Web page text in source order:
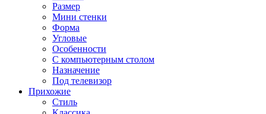
Размер
Мини стенки
Форма
Угловые
Особенности
С компьютерным столом
Назначение
Под телевизор
Прихожие
Стиль